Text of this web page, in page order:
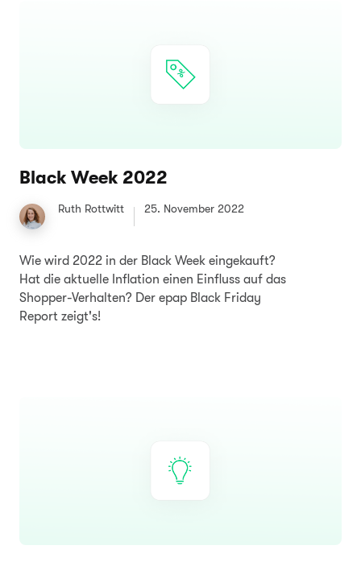
Black Week 2022
Ruth Rottwitt 25. November 2022
Wie wird 2022 in der Black Week eingekauft?
Hat die aktuelle Inflation einen Einfluss auf das
Shopper-Verhalten? Der epap Black Friday
Report zeigt's!